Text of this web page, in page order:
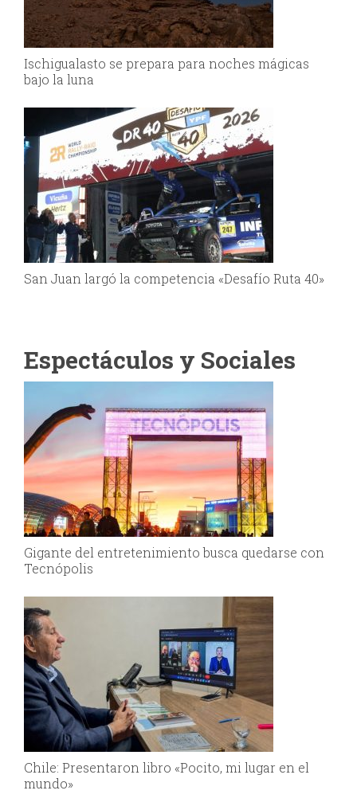
Ischigualasto se prepara para noches mágicas
bajo la luna
San Juan largó la competencia «Desafío Ruta 40»
Espectáculos y Sociales
Gigante del entretenimiento busca quedarse con
Tecnópolis
Chile: Presentaron libro «Pocito, mi lugar en el
mundo»